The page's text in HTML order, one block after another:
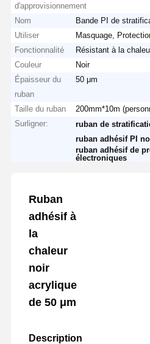
d'approvisionnement
Nom
Bande PI de
Utiliser
Masquage,
Fonctionnalité
Résistant à la
Couleur
Noir
Épaisseur du
ruban
50 μm
Taille du ruban
200mm*10m
Surligner:
ruban de
ruban adhésif PI
ruban adhésif de
électroniques
Ruban
adhésif à
la
chaleur
noir
acrylique
de 50 μm
Description